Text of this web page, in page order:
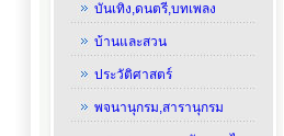
บันเทิง,ดนตรี,บทเพลง
บ้านและสวน
ประวัติศาสตร์
พจนานุกรม,สารานุกรม